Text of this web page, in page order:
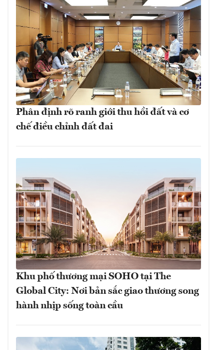
Phân định rõ ranh giới thu hồi đất và cơ
chế điều chỉnh đất đai
Khu phố thương mại SOHO tại The
Global City: Nơi bản sắc giao thương song
hành nhịp sống toàn cầu